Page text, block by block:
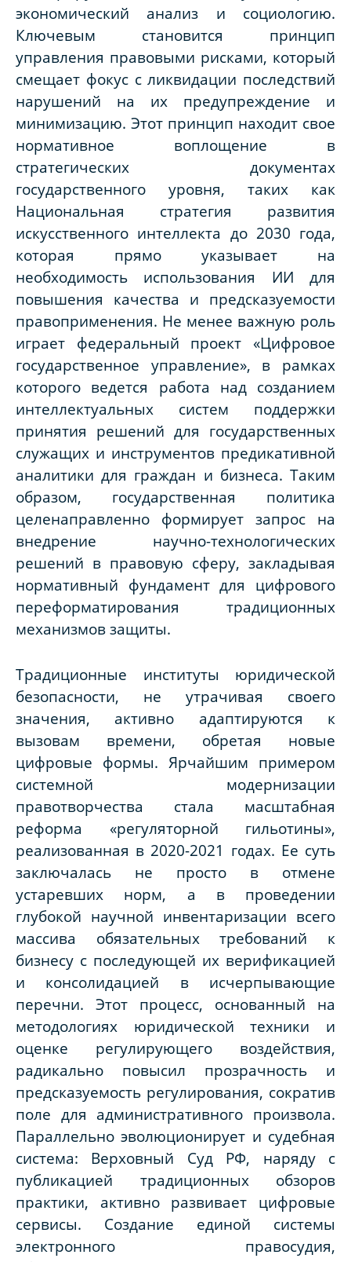
экономический анализ и социологию.
Ключевым становится принцип
управления правовыми рисками, который
смещает фокус с ликвидации последствий
нарушений на их предупреждение и
минимизацию. Этот принцип находит свое
нормативное воплощение в
стратегических документах
государственного уровня, таких как
Национальная стратегия развития
искусственного интеллекта до 2030 года,
которая прямо указывает на
необходимость использования ИИ для
повышения качества и предсказуемости
правоприменения. Не менее важную роль
играет федеральный проект «Цифровое
государственное управление», в рамках
которого ведется работа над созданием
интеллектуальных систем поддержки
принятия решений для государственных
служащих и инструментов предикативной
аналитики для граждан и бизнеса. Таким
образом, государственная политика
целенаправленно формирует запрос на
внедрение научно-технологических
решений в правовую сферу, закладывая
нормативный фундамент для цифрового
переформатирования традиционных
механизмов защиты.
Традиционные институты юридической
безопасности, не утрачивая своего
значения, активно адаптируются к
вызовам времени, обретая новые
цифровые формы. Ярчайшим примером
системной модернизации
правотворчества стала масштабная
реформа «регуляторной гильотины»,
реализованная в 2020-2021 годах. Ее суть
заключалась не просто в отмене
устаревших норм, а в проведении
глубокой научной инвентаризации всего
массива обязательных требований к
бизнесу с последующей их верификацией
и консолидацией в исчерпывающие
перечни. Этот процесс, основанный на
методологиях юридической техники и
оценке регулирующего воздействия,
радикально повысил прозрачность и
предсказуемость регулирования, сократив
поле для административного произвола.
Параллельно эволюционирует и судебная
система: Верховный Суд РФ, наряду с
публикацией традиционных обзоров
практики, активно развивает цифровые
сервисы. Создание единой системы
электронного правосудия,